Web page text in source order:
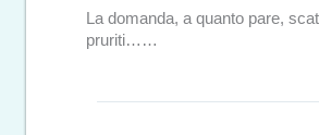
La domanda, a quanto pare,
pruriti……